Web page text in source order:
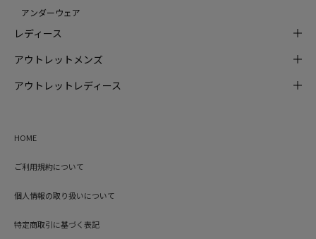
アンダーウェア
レディース
アウトレットメンズ
アウトレットレディース
HOME
ご利用規約について
個人情報の取り扱いについて
特定商取引に基づく表記